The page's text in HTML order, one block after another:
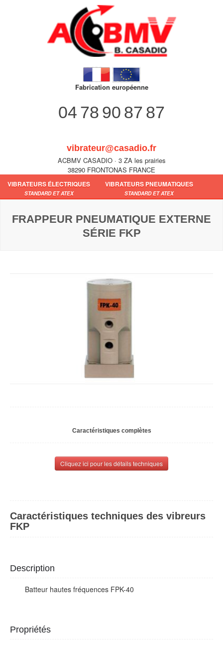
Fabrication européenne
04 78 90 87 87
vibrateur@casadio.fr
ACBMV CASADIO · 3 ZA les prairies
38290 FRONTONAS FRANCE
VIBRATEURS ÉLECTRIQUES
STANDARD ET ATEX
VIBRATEURS PNEUMATIQUES
STANDARD ET ATEX
FRAPPEUR PNEUMATIQUE EXTERNE
SÉRIE FKP
Caractéristiques complètes
Cliquez ici pour les détails techniques
Caractéristiques techniques des vibreurs
FKP
Description
Batteur hautes fréquences FPK-40
Propriétés